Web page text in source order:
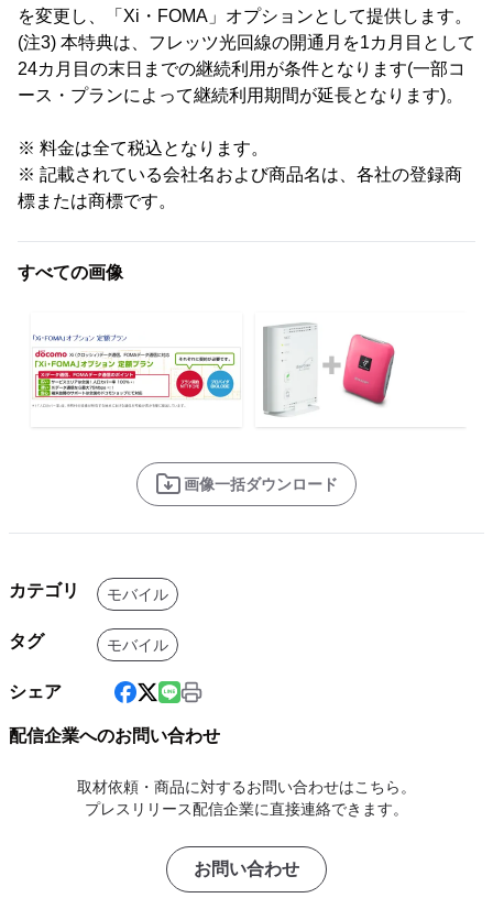
を変更し、「Xi・FOMA」オプションとして提供します。
(注3) 本特典は、フレッツ光回線の開通月を1カ月目として
24カ月目の末日までの継続利用が条件となります(一部コ
ース・プランによって継続利用期間が延長となります)。
※ 料金は全て税込となります。
※ 記載されている会社名および商品名は、各社の登録商
標または商標です。
すべての画像
画像一括ダウンロード
カテゴリ モバイル
タグ モバイル
シェア
配信企業へのお問い合わせ
取材依頼・商品に対するお問い合わせはこちら。
プレスリリース配信企業に直接連絡できます。
お問い合わせ